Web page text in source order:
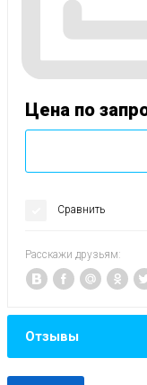
Цена по
Сравнить
Расскажи друзьям:
Отзывы